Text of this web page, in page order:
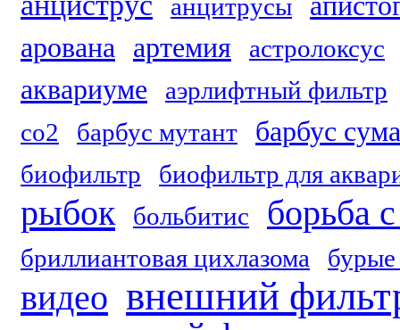
анцитрусы
арована артемия астролоксус
аквариуме
аэрлифтный фильтр
со2
барбус мутант барбус
биофильтр биофильтр для
рыбок больбитис борьба
бриллиантовая цихлазома
видео внешний